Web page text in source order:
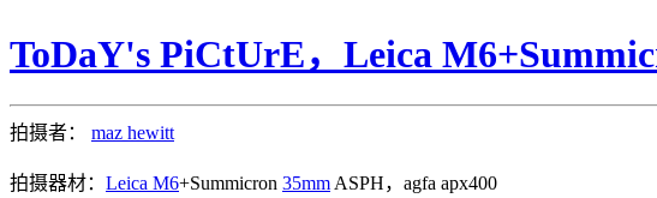
ToDaY's PiCtUrE，Leica
拍摄者： maz hewitt
拍摄器材： Leica M6+Summicron 35mm ASPH，agfa apx400